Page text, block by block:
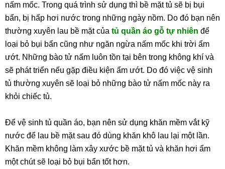
nấm mốc. Trong quá trình sử dụng thì bề mặt tủ sẽ bị bụi
bẩn, bị hấp hơi nước trong những ngày nồm. Do đó bạn nên
thường xuyên lau bề mặt của tủ quần áo gỗ tự nhiên để
loại bỏ bụi bẩn cũng như ngăn ngừa nấm mốc khi trời ẩm
ướt. Những bào tử nấm luôn tồn tại bên trong không khí và
sẽ phát triển nếu gặp điều kiện ẩm ướt. Do đó việc vệ sinh
tủ thường xuyên sẽ loại bỏ những bào tử nấm mốc này ra
khỏi chiếc tủ.
Để vệ sinh tủ quần áo, bạn nên sử dụng khăn mềm vắt kỹ
nước để lau bề mặt sau đó dùng khăn khô lau lại một lần.
Khăn mềm không làm xây xước bề mặt tủ và khăn hơi ẩm
một chút sẽ loại bỏ bụi bẩn tốt hơn.